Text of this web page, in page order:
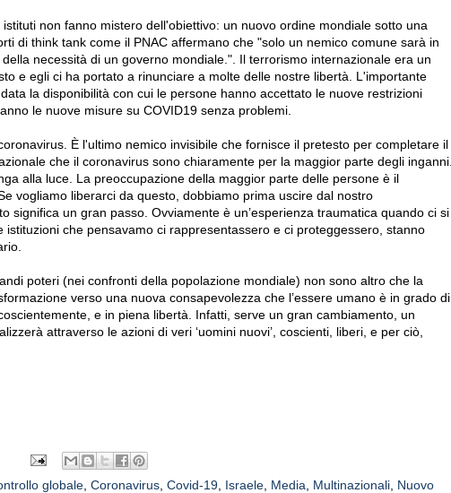
non fanno mistero dell'obiettivo: un nuovo ordine mondiale sotto una
di think tank come il PNAC affermano che "solo un nemico comune sarà in
necessità di un governo mondiale.". Il terrorismo internazionale era un
e egli ci ha portato a rinunciare a molte delle nostre libertà. L'importante
la disponibilità con cui le persone hanno accettato le nuove restrizioni
le nuove misure su COVID19 senza problemi.
È l'ultimo nemico invisibile che fornisce il pretesto per completare il
che il coronavirus sono chiaramente per la maggior parte degli inganni.
alla luce. La preoccupazione della maggior parte delle persone è il
vogliamo liberarci da questo, dobbiamo prima uscire dal nostro
significa un gran passo. Ovviamente è un’esperienza traumatica quando ci si
istituzioni che pensavamo ci rappresentassero e ci proteggessero, stanno
poteri (nei confronti della popolazione mondiale) non sono altro che la
verso una nuova consapevolezza che l’essere umano è in grado di
e in piena libertà. Infatti, serve un gran cambiamento, un
attraverso le azioni di veri ‘uomini nuovi’, coscienti, liberi, e per ciò,
globale, Coronavirus, Covid-19, Israele, Media Multinazionali, Nuovo